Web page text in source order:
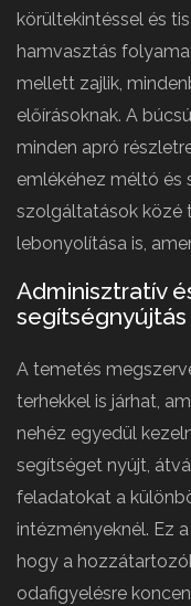
körültekintéssel és
hamvasztás
mellett zajlik,
előírásoknak. A
minden apró
emlékéhez méltó és
szolgáltatások közé
lebonyolítása is,
Adminisztratív
segítségnyújtás
A temetés
terhekkel is járhat,
nehéz egyedül
segítséget nyújt,
feladatokat a
intézményeknél. Ez
hogy a
odafigyelésre